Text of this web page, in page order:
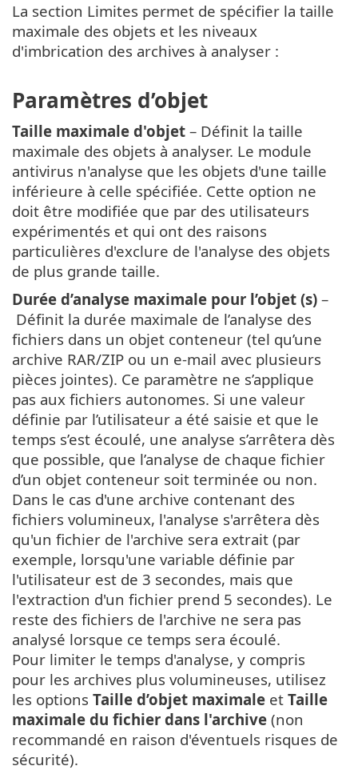
La section Limites permet de spécifier la taille
maximale des objets et les niveaux
d'imbrication des archives à analyser :
Paramètres d’objet
Taille maximale d'objet – Définit la taille
maximale des objets à analyser. Le module
antivirus n'analyse que les objets d'une taille
inférieure à celle spécifiée. Cette option ne
doit être modifiée que par des utilisateurs
expérimentés et qui ont des raisons
particulières d'exclure de l'analyse des objets
de plus grande taille.
Durée d’analyse maximale pour l’objet (s) –
Définit la durée maximale de l’analyse des
fichiers dans un objet conteneur (tel qu’une
archive RAR/ZIP ou un e-mail avec plusieurs
pièces jointes). Ce paramètre ne s’applique
pas aux fichiers autonomes. Si une valeur
définie par l’utilisateur a été saisie et que le
temps s’est écoulé, une analyse s’arrêtera dès
que possible, que l’analyse de chaque fichier
d’un objet conteneur soit terminée ou non.
Dans le cas d'une archive contenant des
fichiers volumineux, l'analyse s'arrêtera dès
qu'un fichier de l'archive sera extrait (par
exemple, lorsqu'une variable définie par
l'utilisateur est de 3 secondes, mais que
l'extraction d'un fichier prend 5 secondes). Le
reste des fichiers de l'archive ne sera pas
analysé lorsque ce temps sera écoulé.
Pour limiter le temps d'analyse, y compris
pour les archives plus volumineuses, utilisez
les options Taille d’objet maximale et Taille
maximale du fichier dans l'archive (non
recommandé en raison d'éventuels risques de
sécurité).